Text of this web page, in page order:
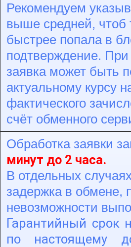
Рекомендуем
выше средней, чтоб
быстрее попала в
подтверждение. При
заявка может быть
актуальному курсу
фактического
счёт обменного
Обработка заявки
минут до 2 часа.
В отдельных
задержка в обмене,
невозможности
Гарантийный срок
по настоящему